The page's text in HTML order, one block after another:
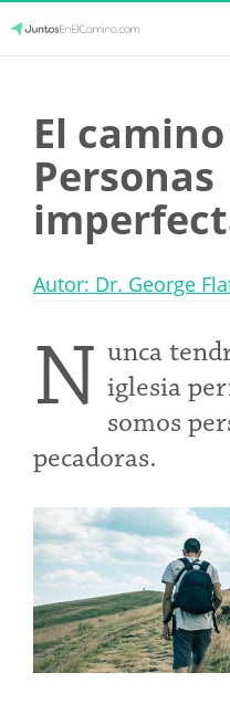
content
El
Personas
Autor: Dr. George
N unca
iglesia
somos
pecadoras.